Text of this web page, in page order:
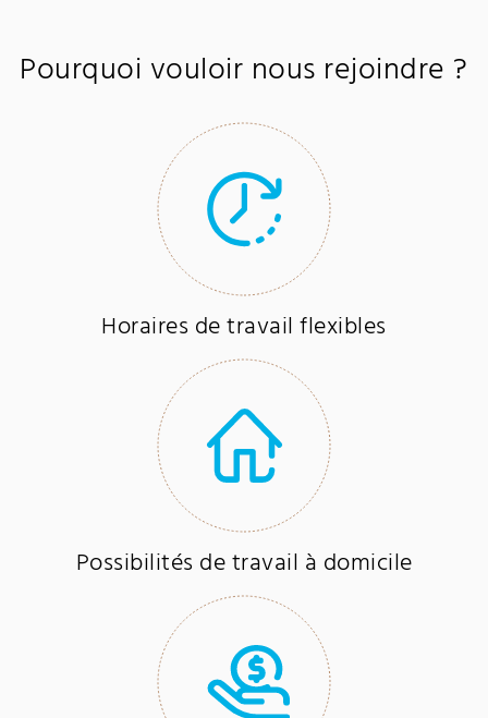
Pourquoi vouloir nous rejoindre ?
Horaires de travail flexibles
Possibilités de travail à domicile